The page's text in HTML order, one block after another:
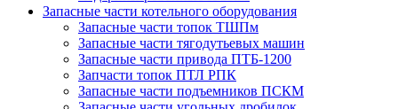
Запасные части котельного оборудования
Запасные части топок ТШПм
Запасные части тягодутьевых машин
Запасные части привода ПТБ-1200
Запчасти топок ПТЛ РПК
Запасные части подъемников ПСКМ